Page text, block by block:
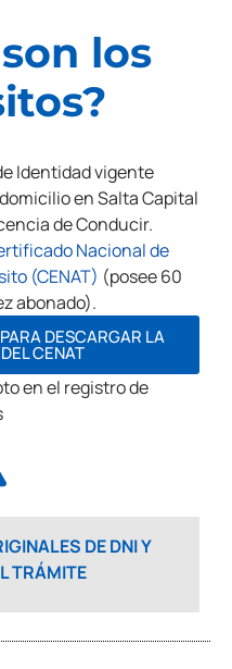
los
Identidad vigente
en Salta Capital
de Conducir.
Nacional de
(CENAT) (posee 60
abonado).
DESCARGAR LA
CENAT
en el registro de
DE DNI Y
TRÁMITE